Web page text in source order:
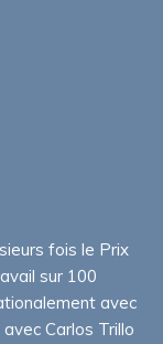
fois le Prix
sur 100
avec
Carlos Trillo